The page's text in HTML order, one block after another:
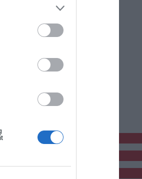
pubblicitàCl